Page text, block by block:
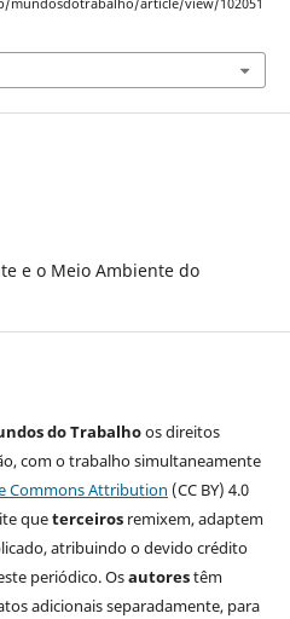
article/view/102051
e o Meio Ambiente do
do Trabalhoos direitos
com o trabalho simultaneamente
Commons Attribution (CC BY) 4.0
queterceirosremixem, adaptem
atribuindo o devido crédito
periódico. Osautorestêm
adicionais separadamente, para